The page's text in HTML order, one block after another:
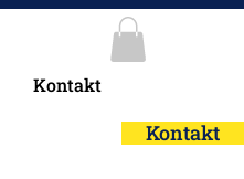
Kontakt
Kontakt